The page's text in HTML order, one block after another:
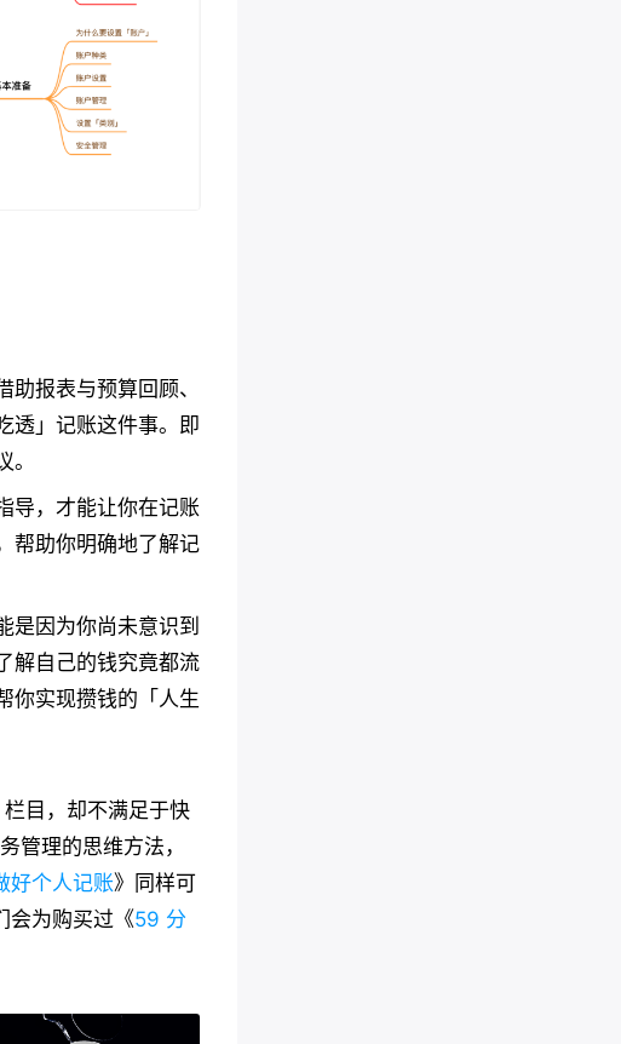
报表与预算回顾、
透」记账这件事。即
导，才能让你在记账
帮助你明确地了解记
是因为你尚未意识到
解自己的钱究竟都流
你实现攒钱的「人生
目，却不满足于快
管理的思维方法，
好个人记账》同样可
会为购买过《59 分